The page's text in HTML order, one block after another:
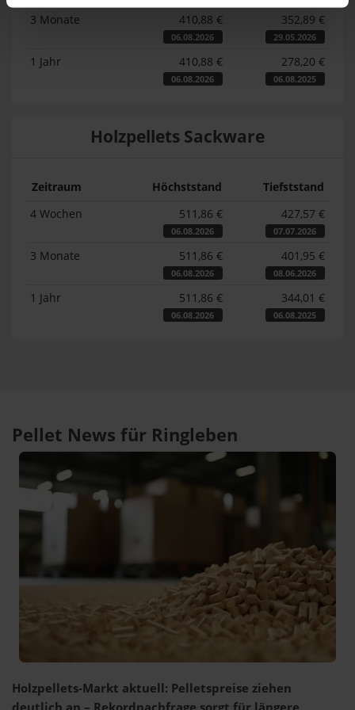
3 Monate 410,88 €
06.08.2026
352,89 €
29.05.2026
1 Jahr 410,88 €
06.08.2026
278,20 €
06.08.2025
Holzpellets Sackware
Zeitraum Höchststand
Tiefststand
4 Wochen
511,86 €
06.08.2026
427,57 €
07.07.2026
3 Monate 511,86 €
06.08.2026
401,95 €
08.06.2026
1 Jahr 511,86 €
06.08.2026
344,01 €
06.08.2025
Pellet News für Ringleben
Holzpellets-Markt aktuell: Pelletspreise ziehen